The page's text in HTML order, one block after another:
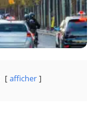
afficher